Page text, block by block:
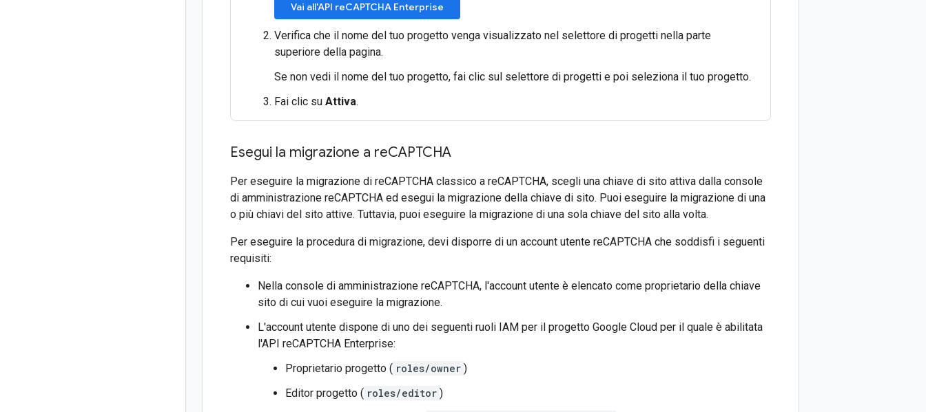
Vai all'API reCAPTCHA Enterprise
Verifica che il nome del tuo progetto venga visualizzato nel selettore di progetti nella parte
superiore della pagina.
Se non vedi il nome del tuo progetto, fai clic sul selettore di progetti e poi seleziona il tuo progetto.
Fai clic su Attiva.
Esegui la migrazione a reCAPTCHA
Per eseguire la migrazione di reCAPTCHA classico a reCAPTCHA, scegli una chiave di sito attiva dalla console
di amministrazione reCAPTCHA ed esegui la migrazione della chiave di sito. Puoi eseguire la migrazione di una
o più chiavi del sito attive. Tuttavia, puoi eseguire la migrazione di una sola chiave del sito alla volta.
Per eseguire la procedura di migrazione, devi disporre di un account utente reCAPTCHA che soddisfi i seguenti
requisiti:
Nella console di amministrazione reCAPTCHA, l'account utente è elencato come proprietario della chiave
sito di cui vuoi eseguire la migrazione.
L'account utente dispone di uno dei seguenti ruoli IAM per il progetto Google Cloud per il quale è abilitata
l'API reCAPTCHA Enterprise:
Proprietario progetto ( roles/owner )
Editor progetto ( roles/editor )